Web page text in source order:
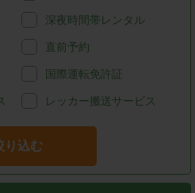
深夜時間帯レンタル
直前予約
国際運転免許証
レッカー搬送サービス
り込む